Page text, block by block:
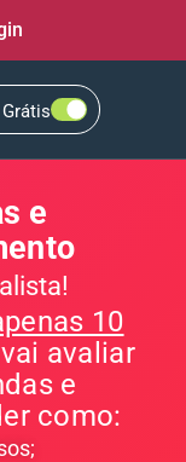
e
10
avaliar
e
como: